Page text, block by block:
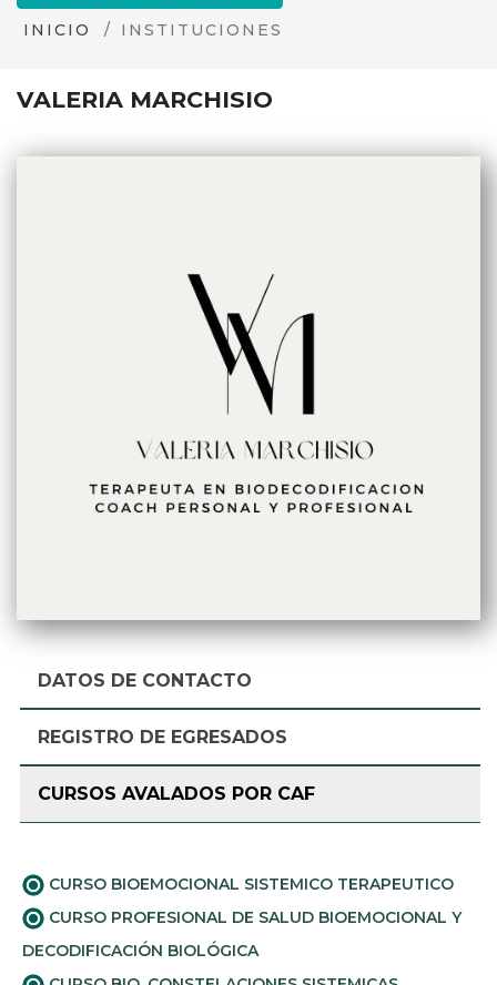
INICIO INSTITUCIONES
VALERIA MARCHISIO
DATOS DE CONTACTO
REGISTRO DE EGRESADOS
CURSOS AVALADOS POR CAF
CURSO BIOEMOCIONAL SISTEMICO TERAPEUTICO
CURSO PROFESIONAL DE SALUD BIOEMOCIONAL Y
DECODIFICACIÓN BIOLÓGICA